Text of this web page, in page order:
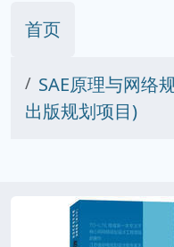
首页
SAE原理与网络
出版规划项目)